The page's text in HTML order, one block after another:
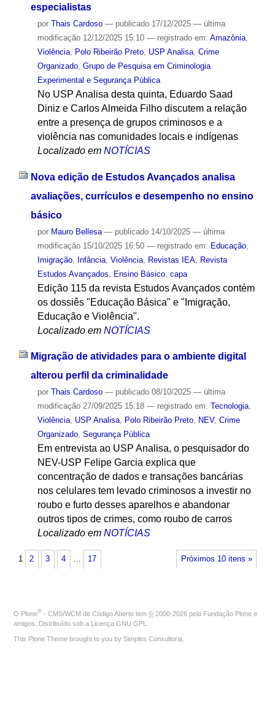
especialistas
por Thais Cardoso — publicado17/12/2025 — última
modificação12/12/2025 15:10 — registrado em: Amazônia,
Violência, Polo Ribeirão Preto, USP Analisa, Crime
Organizado, Grupo de Pesquisa em Criminologia
Experimental e Segurança Pública
No USP Analisa desta quinta, Eduardo Saad
Diniz e Carlos Almeida Filho discutem a relação
entre a presença de grupos criminosos e a
violência nas comunidades locais e indígenas
Localizado em NOTÍCIAS
Nova edição de Estudos Avançados analisa
avaliações, currículos e desempenho no ensino
básico
por Mauro Bellesa — publicado14/10/2025 — última
modificação15/10/2025 16:50 — registrado em: Educação,
Imigração, Infância, Violência, Revistas IEA, Revista
Estudos Avançados
Ensino Básico, capa
Edição 115 da revista Estudos Avançados contém
os dossiês "Educação Básica" e "Imigração,
Educação e Violência".
Localizado em NOTÍCIAS
Migração de atividades para o ambiente digital
alterou perfil da criminalidade
por Thais Cardoso — publicado08/10/2025 — última
modificação27/09/2025 15:18 — registrado em: Tecnologia,
Violência, USP Analisa, Polo Ribeirão Preto, NEV, Crime
Organizado, Segurança Pública
Em entrevista ao USP Analisa, o pesquisador do
NEV-USP Felipe Garcia explica que
concentração de dados e transações bancárias
nos celulares tem levado criminosos a investir no
roubo e furto desses aparelhos e abandonar
outros tipos de crimes, como roubo de carros
Localizado em NOTÍCIAS
Próximos 10 itens »
1 2 3 4 … 17
O Plone® - CMS/WCM de Código Aberto tem © 2000-2026 pela Fundação Plone e
amigos. Distribuído sob a Licença GNU GPL
This Plone Theme brought to you by Simples Consultoria